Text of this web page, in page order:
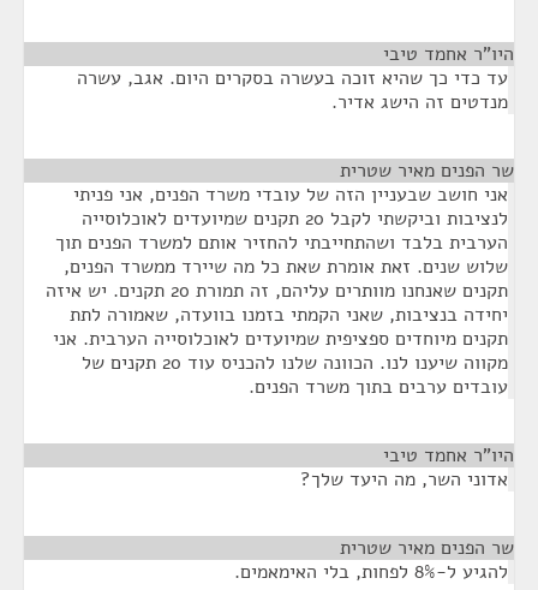
היו"ר אחמד טיבי
עד כדי כך שהיא זוכה בעשרה בסקרים היום. אגב, עשרה
מנדטים זה הישג אדיר.
שר הפנים מאיר שטרית
אני חושב שבעניין הזה של עובדי משרד הפנים, אני פניתי
לנציבות וביקשתי לקבל 20 תקנים שמיועדים לאוכלוסייה
הערבית בלבד ושהתחייבתי להחזיר אותם למשרד הפנים תוך
שלוש שנים. זאת אומרת שאת כל מה שיירד ממשרד הפנים,
תקנים שאנחנו מוותרים עליהם, זה תמורת 20 תקנים. יש איזה
יחידה בנציבות, שאני הקמתי בזמנו בוועדה, שאמורה לתת
תקנים מיוחדים ספציפית שמיועדים לאוכלוסייה הערבית. אני
מקווה שיענו לנו. הכוונה שלנו להכניס עוד 20 תקנים של
עובדים ערבים בתוך משרד הפנים.
היו"ר אחמד טיבי
אדוני השר, מה היעד שלך?
שר הפנים מאיר שטרית
להגיע ל-8% לפחות, בלי האימאמים.